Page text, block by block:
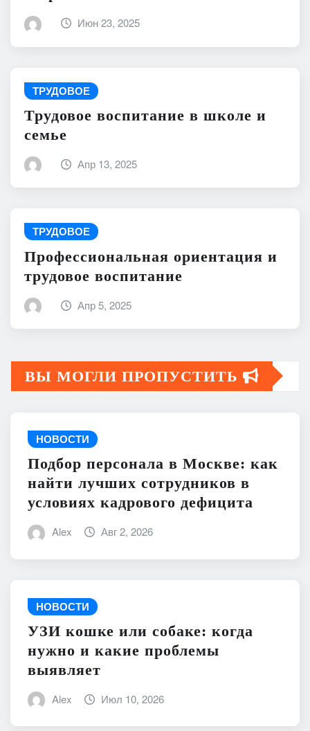
Июн 23, 2025
ТРУДОВОЕ
Трудовое воспитание в школе и
семье
Апр 13, 2025
ТРУДОВОЕ
Профессиональная ориентация и
трудовое воспитание
Апр 5, 2025
ВЫ МОГЛИ ПРОПУСТИТЬ
НОВОСТИ
Подбор персонала в Москве: как
найти лучших сотрудников в
условиях кадрового дефицита
Alex Авг 2, 2026
НОВОСТИ
УЗИ кошке или собаке: когда
нужно и какие проблемы
выявляет
Alex Июл 10, 2026